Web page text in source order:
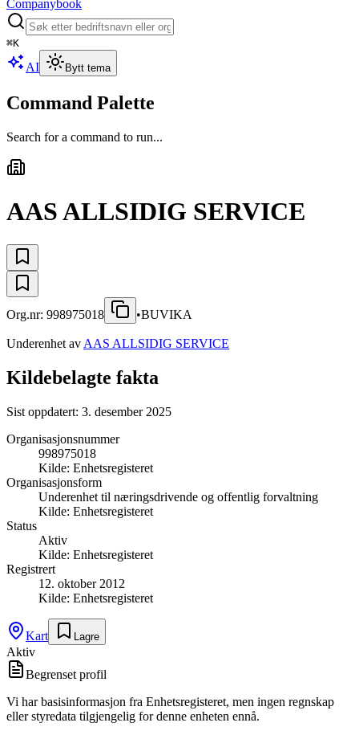
Companybook
⌘K
AI Bytt tema
Command Palette
Search for a command to run...
AAS ALLSIDIG SERVICE
Org.nr: 998975018 •BUVIKA
Underenhet av AAS ALLSIDIG SERVICE
Kildebelagte fakta
Sist oppdatert: 3. desember 2025
Organisasjonsnummer
998975018
Kilde: Enhetsregisteret
Organisasjonsform
Underenhet til næringsdrivende og offentlig forvaltning
Kilde: Enhetsregisteret
Status
Aktiv
Kilde: Enhetsregisteret
Registrert
12. oktober 2012
Kilde: Enhetsregisteret
Kart Lagre
Aktiv
Begrenset profil
Vi har basisinformasjon fra Enhetsregisteret, men ingen regnskap
eller styredata tilgjengelig for denne enheten ennå.